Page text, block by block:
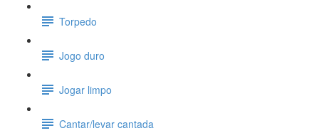
Torpedo
Jogo duro
Jogar limpo
Cantar/levar cantada